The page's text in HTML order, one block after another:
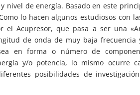
nivel de energía. Basado en este
lo hacen algunos estudiosos con
Acupresor, que pasa a ser una
de onda de muy baja
en forma o número de
y/o potencia, lo mismo ocurre
posibilidades de